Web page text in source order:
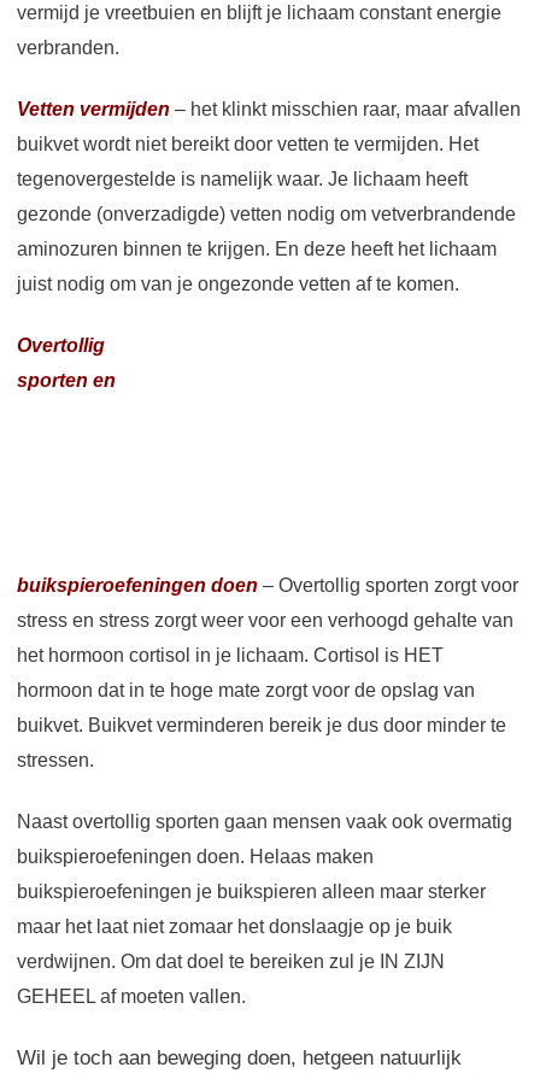
vermijd je vreetbuien en blijft je lichaam constant energie
verbranden.
Vetten vermijden – het klinkt misschien raar, maar afvallen
buikvet wordt niet bereikt door vetten te vermijden. Het
tegenovergestelde is namelijk waar. Je lichaam heeft
gezonde (onverzadigde) vetten nodig om vetverbrandende
aminozuren binnen te krijgen. En deze heeft het lichaam
juist nodig om van je ongezonde vetten af te komen.
Overtollig
sporten en
buikspieroefeningen doen – Overtollig sporten zorgt voor
stress en stress zorgt weer voor een verhoogd gehalte van
het hormoon cortisol in je lichaam. Cortisol is HET
hormoon dat in te hoge mate zorgt voor de opslag van
buikvet. Buikvet verminderen bereik je dus door minder te
stressen.
Naast overtollig sporten gaan mensen vaak ook overmatig
buikspieroefeningen doen. Helaas maken
buikspieroefeningen je buikspieren alleen maar sterker
maar het laat niet zomaar het donslaagje op je buik
verdwijnen. Om dat doel te bereiken zul je IN ZIJN
GEHEEL af moeten vallen.
Wil je toch aan beweging doen, hetgeen natuurlijk